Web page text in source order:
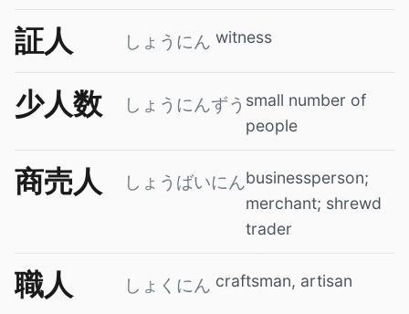
証人 しょうにん witness
少人数 しょうにんずう small number of
people
商売人 しょうばいにんbusinessperson;
merchant; shrewd
trader
職人 しょくにん craftsman, artisan